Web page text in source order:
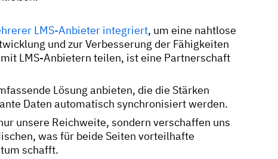
LMS-Anbieter integriert, um eine nahtlose
und zur Verbesserung der Fähigkeiten
LMS-Anbietern teilen, ist eine Partnerschaft
Lösung anbieten, die die Stärken
Daten automatisch synchronisiert werden.
unsere Reichweite, sondern verschaffen uns
was für beide Seiten vorteilhafte
schafft.